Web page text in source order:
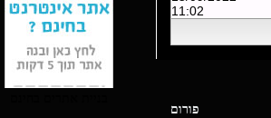
11:02
פורום